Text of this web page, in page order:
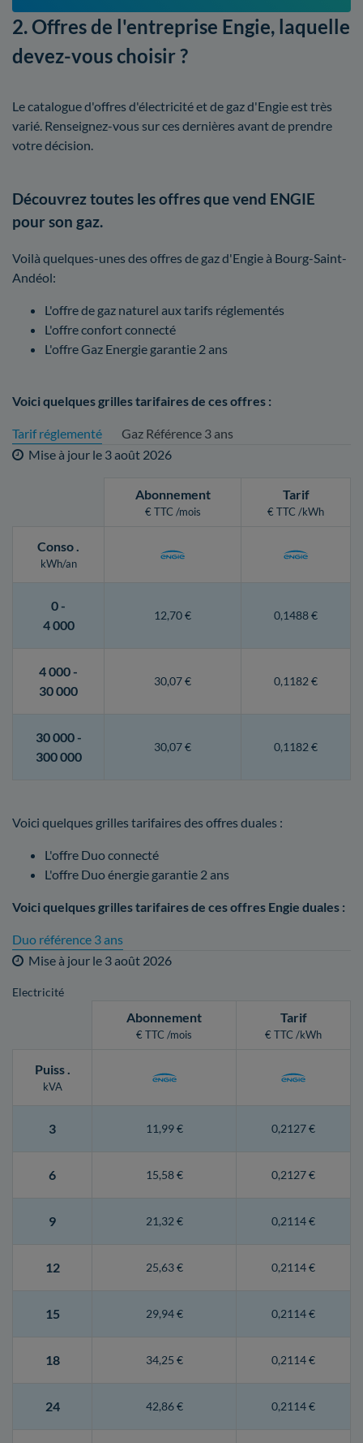
2. Offres de l'entreprise Engie, laquelle
devez-vous choisir ?
Le catalogue d'offres d'électricité et de gaz d'Engie est très
varié. Renseignez-vous sur ces dernières avant de prendre
votre décision.
Découvrez toutes les offres que vend ENGIE
pour son gaz.
Voilà quelques-unes des offres de gaz d'Engie à Bourg-Saint-
Andéol:
L'offre de gaz naturel aux tarifs réglementés
L'offre confort connecté
L'offre Gaz Energie garantie 2 ans
Voici quelques grilles tarifaires de ces offres :
Tarif réglementé
Gaz Référence 3 ans
Mise à jour le 3 août 2026
Abonnement
€ TTC /mois
Tarif
€ TTC /kWh
Conso.
kWh/an
0 -
4 000
12,70 € 0,1488 €
4 000 -
30 000
30,07 € 0,1182 €
30 000 -
300 000
30,07 € 0,1182 €
Voici quelques grilles tarifaires des offres duales :
L'offre Duo connecté
L'offre Duo énergie garantie 2 ans
Voici quelques grilles tarifaires de ces offres Engie duales :
Duo référence 3 ans
Mise à jour le 3 août 2026
Electricité
Abonnement
€ TTC /mois
Tarif
€ TTC /kWh
Puiss.
kVA
3 11,99 € 0,2127 €
6 15,58 € 0,2127 €
9 21,32 € 0,2114 €
12 25,63 € 0,2114 €
15 29,94 € 0,2114 €
18 34,25 € 0,2114 €
24 42,86 € 0,2114 €